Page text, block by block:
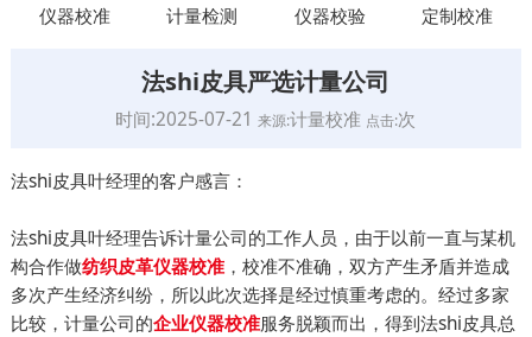
仪器校准 计量检测 仪器校验 定制校准
法shi皮具严选计量公司
时间:2025-07-21来源:计量校准 点击:次
法shi皮具叶经理的客户感言：
法shi皮具叶经理告诉计量公司的工作人员，由于以前一直与某机
构合作做纺织皮革仪器校准，校准不准确，双方产生矛盾并造成
多次产生经济纠纷，所以此次选择是经过慎重考虑的。经过多家
比较，计量公司的企业仪器校准服务脱颖而出，得到法shi皮具总